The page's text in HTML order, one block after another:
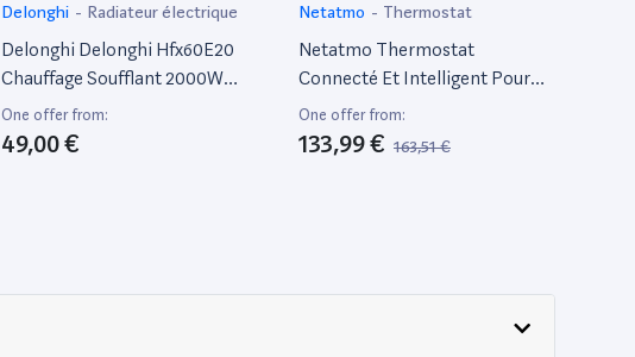
Delonghi - Radiateur électrique
Delonghi Delonghi Hfx60E20
Chauffage Soufflant 2000W
Noir
One offer from:
49,00 €
Netatmo - Thermostat
Netatmo Thermostat
Connecté Et Intelligent Pour
Chaudière Individuelle, Nth01-
Fr-Ec
One offer from:
133,99 € 163,51 €